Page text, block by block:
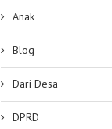
September 12, 2025
Anak
Blog
Dari Desa
DPRD